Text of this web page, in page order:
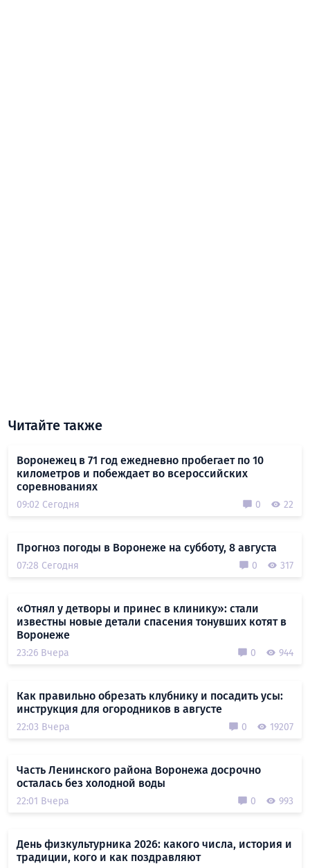
Читайте также
Воронежец в 71 год ежедневно пробегает по 10
километров и побеждает во всероссийских
соревнованиях
09:02 Сегодня 0 22
Прогноз погоды в Воронеже на субботу, 8 августа
07:28 Сегодня 0 317
«Отнял у детворы и принес в клинику»: стали
известны новые детали спасения тонувших котят в
Воронеже
23:26 Вчера 0 944
Как правильно обрезать клубнику и посадить усы:
инструкция для огородников в августе
22:03 Вчера 0 19207
Часть Ленинского района Воронежа досрочно
осталась без холодной воды
22:01 Вчера 0 993
День физкультурника 2026: какого числа, история и
традиции, кого и как поздравляют